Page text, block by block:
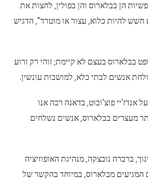
הן בבלארוס והן בפולין, לחצות את
להיות כלוא, עצור או מוטרד", הדגיש
בבלארוס בעצם לא קיימת; זוהי רק זרוע
אנשים לבתי כלא, למושבות עונשין.
פוצ'ובוט, בדאגה רבה אנו
מעצרים בבלארוס, אנשים נשלחים
ברברה נובצקה, מנהיגת האופוזיציה
המגיעים מבלארוס, במיוחד בהקשר של